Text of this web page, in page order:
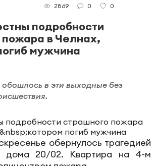
2869
0 0
подробности
в Челнах,
мужчина
обошлось в эти выходные без
обернулось трагедией
дома 20/02. Квартира на 4-м